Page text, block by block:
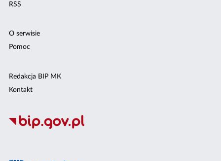
RSS
O serwisie
Pomoc
Redakcja BIP MK
Kontakt